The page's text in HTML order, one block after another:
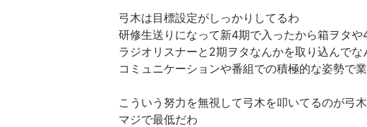
弓木は目標設定がしっかりしてるわ
研修生送りになって新4期で入ったから箱ヲタ
ラジオリスナーと2期ヲタなんかを取り込んで
コミュニケーションや番組での積極的な姿勢で
こういう努力を無視して弓木を叩いてるのが弓
マジで最低だわ